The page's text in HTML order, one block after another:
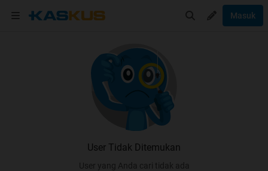
Masuk
User Tidak Ditemukan
User yang Anda cari tidak ada